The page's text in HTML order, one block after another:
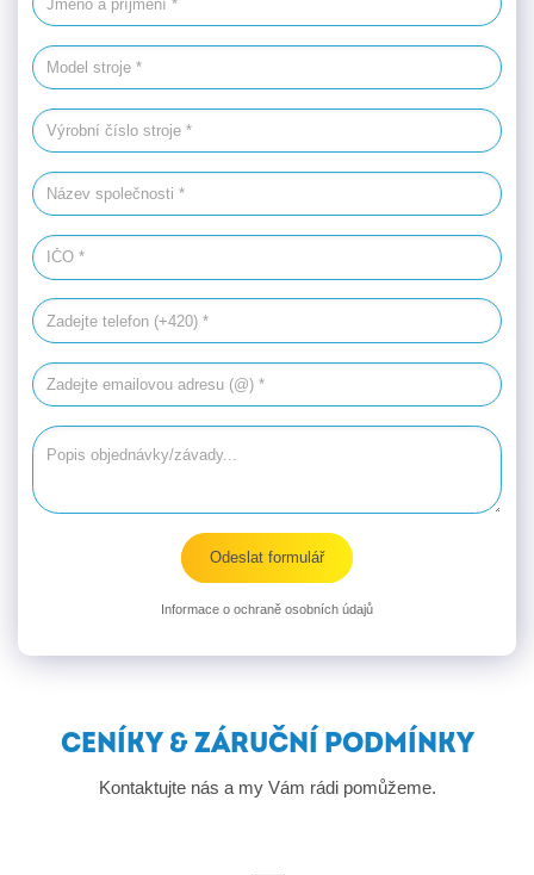
Model stroje
Výrobní číslo stroje
Název společnosti
IČO *
Zadejte telefon (+420) *
Zadejte emailovou adresu (@) *
Popis objednávky/závady
Odeslat formulář
Informace o ochraně osobních údajů
CENÍKY & ZÁRUČNÍ PODMÍNKY
Kontaktujte nás a my Vám rádi pomůžeme.